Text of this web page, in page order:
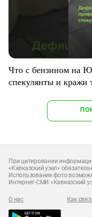
Что с бензином на
спекулянты и кражи
При цитировании
«Кавказский узел»
Использование фото
Интернет-СМИ «Кавказский
О нас Как